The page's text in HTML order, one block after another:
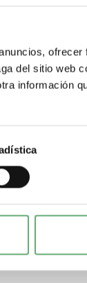
del sitio web
información